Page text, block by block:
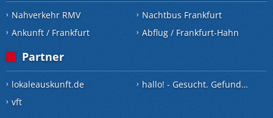
Nahverkehr RMV Nachtbus Frankfurt
Ankunft / Frankfurt
Abflug / Frankfurt-Hahn
Partner
lokaleauskunft.de hallo! - Gesucht. Gefunden.
vft